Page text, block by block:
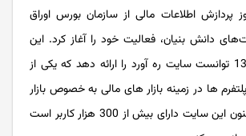
با مجوز پردازش اطلاعات مالی از سازمان بورس اوراق
دانش بنیان، فعالیت خود را آغاز کرد. این
شرکت در سال 1395 توانست سایت ره آورد را ارائه دهد که یکی از
ها در زمینه بازار های مالی به خصوص بازار
بورس است. هم اکنون این سایت دارای بیش از 300 هزار کاربر است